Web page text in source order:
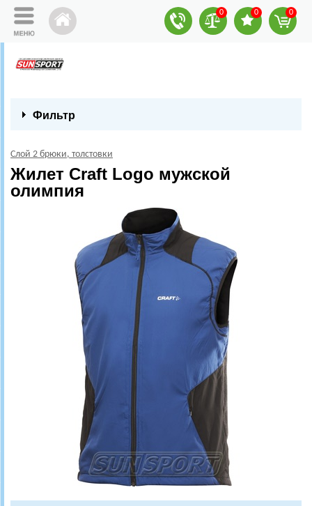
0 0 0
Фильтр
Слой 2 брюки, толстовки
Жилет Craft Logo мужской
олимпия